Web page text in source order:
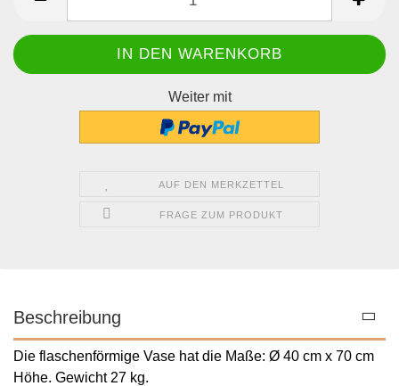
Weiter mit
AUF DEN MERKZETTEL
FRAGE ZUM PRODUKT
Beschreibung
Die flaschenförmige Vase hat die Maße: Ø 40 cm x 70 cm
Höhe. Gewicht 27 kg.